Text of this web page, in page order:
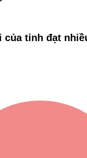
của tỉnh đạt